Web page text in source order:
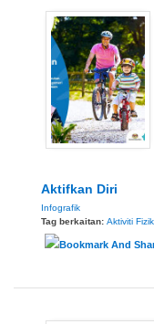
Aktifkan Diri
Infografik
Tag berkaitan: Aktiviti